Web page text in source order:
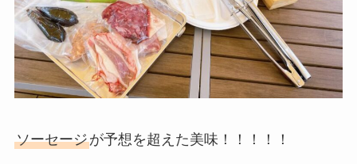
ソーセージが予想を超えた美味！！！！！